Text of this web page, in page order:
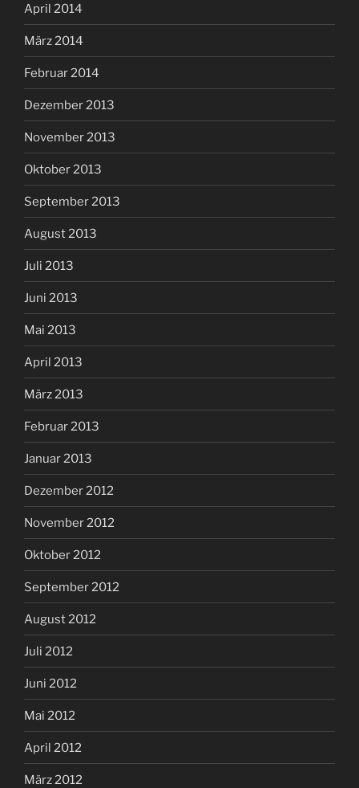
April 2014
März 2014
Februar 2014
Dezember 2013
November 2013
Oktober 2013
September 2013
August 2013
Juli 2013
Juni 2013
Mai 2013
April 2013
März 2013
Februar 2013
Januar 2013
Dezember 2012
November 2012
Oktober 2012
September 2012
August 2012
Juli 2012
Juni 2012
Mai 2012
April 2012
März 2012